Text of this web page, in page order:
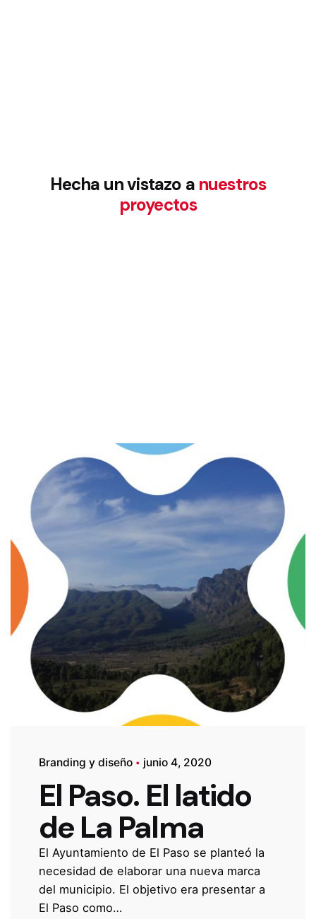
Hecha un vistazo a nuestros
proyectos
Branding y diseño junio 4, 2020
El Paso. El latido
de La Palma
El Ayuntamiento de El Paso se planteó la
necesidad de elaborar una nueva marca
del municipio. El objetivo era presentar a
El Paso como…